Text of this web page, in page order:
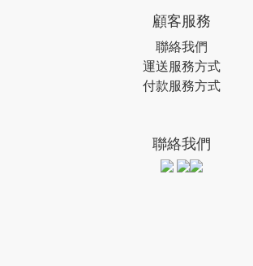
顧客服務
聯絡我們
運送服務方式
付款服務方式
聯絡我們